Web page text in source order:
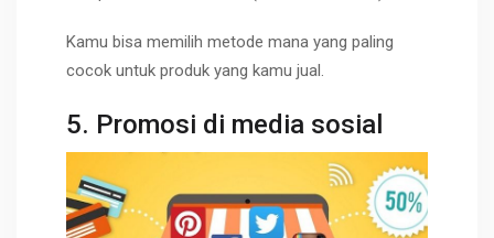
Kamu bisa memilih metode mana yang paling
cocok untuk produk yang kamu jual.
5. Promosi di media sosial